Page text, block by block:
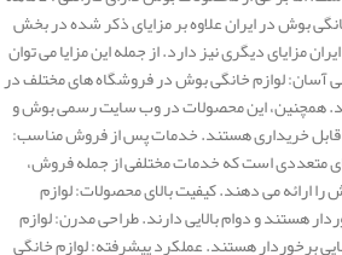
بوش در ایران علاوه بر مزایای ذکر شده در بخش
مزایای دیگری نیز دارد. از جمله این مزایا می توان
آسان: لوازم خانگی بوش در فروشگاه های مختلف در
همچنین، این محصولات در وب سایت رسمی بوش و
قابل خریداری هستند. خدمات پس از فروش مناسب:
متعددی است که خدمات مختلفی از جمله فروش،
را ارائه می دهند. کیفیت بالای محصولات: لوازم
هستند و دوام بالایی دارند. طراحی مدرن: لوازم
برخوردار هستند. عملکرد پیشرفته: لوازم خانگی